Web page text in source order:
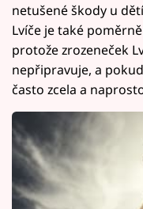
netušené škody u
Lvíče je také
protože zrozeneček
nepřipravuje, a
často zcela a